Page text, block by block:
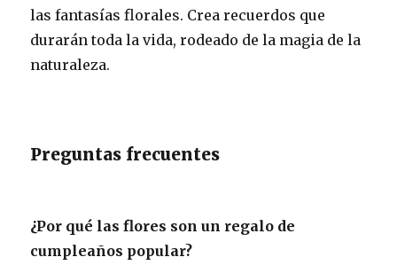
las fantasías florales. Crea recuerdos que
durarán toda la vida, rodeado de la magia de la
naturaleza.
Preguntas frecuentes
¿Por qué las flores son un regalo de
cumpleaños popular?